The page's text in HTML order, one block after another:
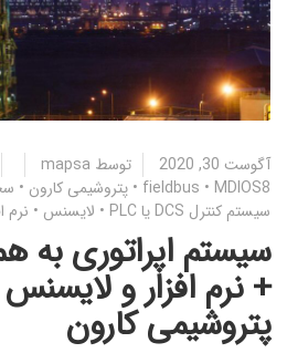
آگوست 30, 2020 توسط mapsa
fieldbus • MDIOS8
• پتروشیمی کارون •
سیستم کنترل ‌DCS یا PLC
• لایسنس • نرم
سیستم اپراتوری به
پتروشیمی کارون